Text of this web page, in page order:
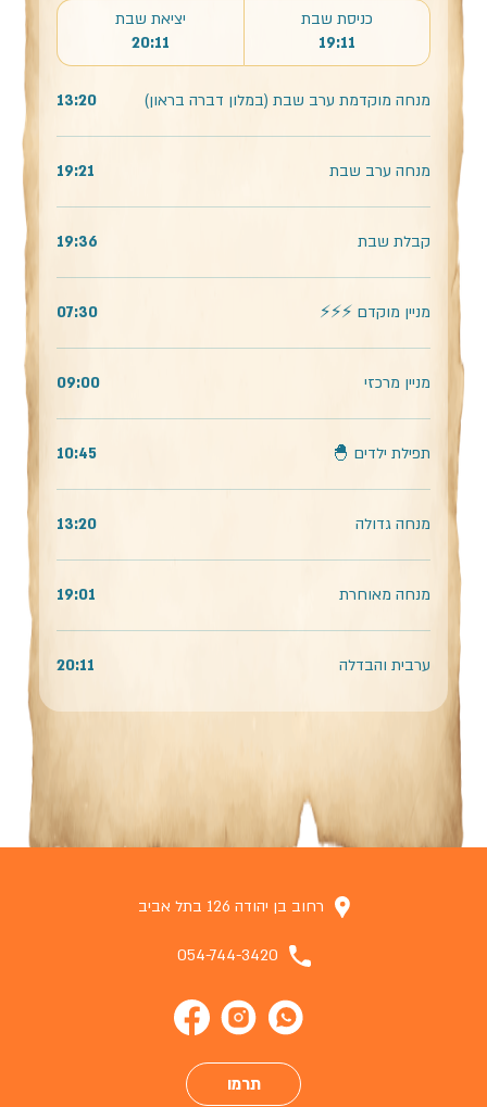
כניסת שבת
19:11
יציאת שבת
20:11
מנחה מוקדמת ערב שבת (במלון דברה בראון) 13:20
מנחה ערב שבת 19:21
קבלת שבת 19:36
מניין מוקדם ⚡️⚡️⚡️ 07:30
מניין מרכזי 09:00
תפילת ילדים 🐣 10:45
מנחה גדולה 13:20
מנחה מאוחרת 19:01
ערבית והבדלה 20:11
054-744-3420
רחוב בן יהודה 126 בתל אביב
תרמו